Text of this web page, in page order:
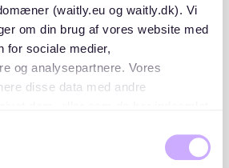
(waitly.eu og waitly.dk). Vi
om din brug af vores website med
for sociale medier,
og analysepartnere. Vores
disse data med andre
med at anvende vores